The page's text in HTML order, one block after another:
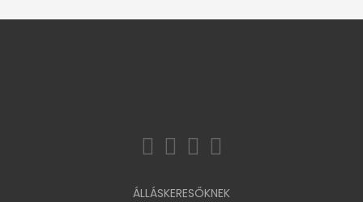
ÁLLÁSKERESŐKNEK